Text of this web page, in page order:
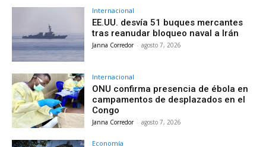
Internacional
EE.UU. desvía 51 buques mercantes
tras reanudar bloqueo naval a Irán
Janna Corredor - agosto 7, 2026
Internacional
ONU confirma presencia de ébola en
campamentos de desplazados en el
Congo
Janna Corredor - agosto 7, 2026
Economía